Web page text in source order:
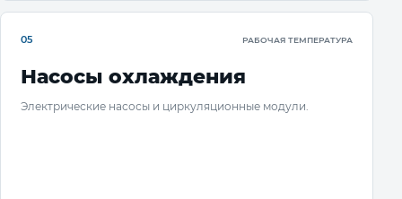
05 РАБОЧАЯ ТЕМПЕРАТУРА
Насосы охлаждения
Электрические насосы и циркуляционные модули.